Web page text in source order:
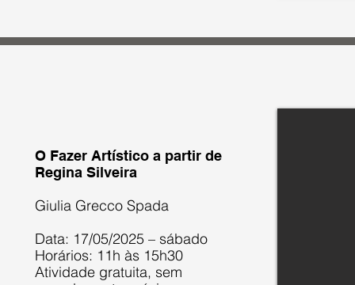
O Fazer Artístico a partir de
Regina Silveira
Giulia Grecco Spada
Data: 17/05/2025 – sábado
Horários: 11h às 15h30
Atividade gratuita, sem